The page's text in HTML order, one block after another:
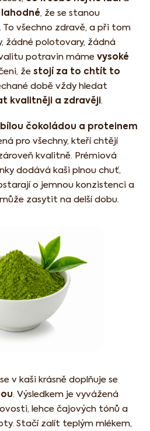
, že se stanou
všechno zdravě, a při tom
žádné polotovary, žádná
potravin máme vysoké
že stojí za to chtít to
době vždy hledat
kvalitněji a zdravěji.
čokoládou a proteinem
pro všechny, kteří chtějí
kvalitně. Prémiová
dodává kaši plnou chuť,
o jemnou konzistenci a
zasytit na delší dobu.
se v kaši krásně doplňuje se
. Výsledkem je vyvážená
lehce čajových tónů a
Stačí zalít teplým mlékem,